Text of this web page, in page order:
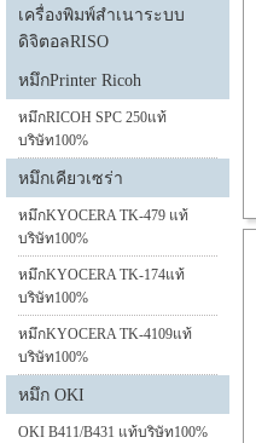
เครื่องพิมพ์สำเนาระบบ
ดิจิตอลRISO
หมึกPrinter Ricoh
หมึกRICOH SPC 250แท้
บริษัท100%
หมึกเคียวเซร่า
หมึกKYOCERA TK-479 แท้
บริษัท100%
หมึกKYOCERA TK-174แท้
บริษัท100%
หมึกKYOCERA TK-4109แท้
บริษัท100%
หมึก OKI
OKI B411/B431 แท้บริษัท100%